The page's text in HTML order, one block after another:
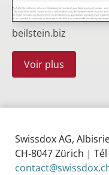
beilstein.biz
Voir plus
Swissdox AG,
CH‑8047 Zürich |